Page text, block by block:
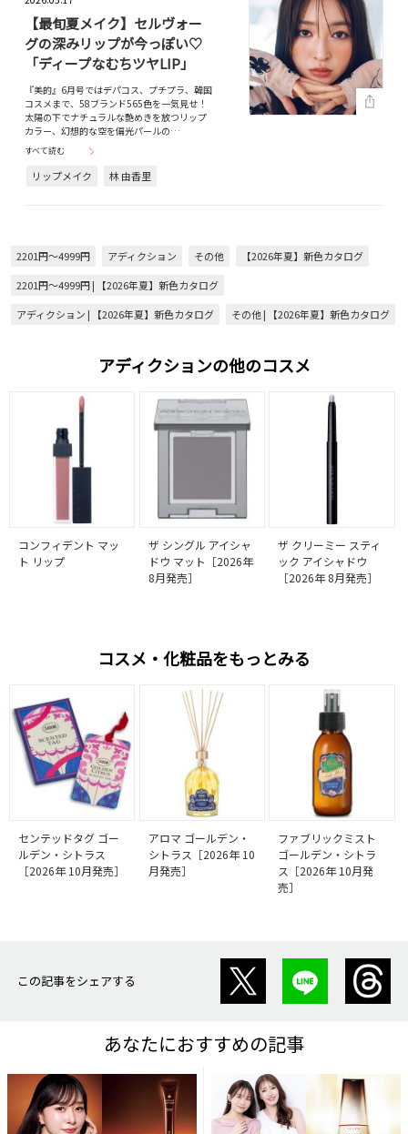
【最旬夏メイク】セルヴォー
グの深みリップが今っぽい♡
「ディープなむちツヤLIP」
『美的』6月号ではデパコス、プチプラ、韓国
コスメまで、58ブランド565色を一気見せ！
太陽の下でナチュラルな艶めきを放つリップ
カラー、幻想的な空を偏光パールの…
すべて読む
リップメイク 林 由香里
2201円～4999円 アディクション その他
【2026年夏】新色カタログ
2201円～4999円 | 【2026年夏】新色カタログ
アディクション | 【2026年夏】新色カタログ
その他 | 【2026年夏】新色カタログ
アディクションの他のコスメ
コンフィデント マッ
ト リップ
ザ シングル アイシャ
ドウ マット［2026年
8月発売］
ザ クリーミー スティ
ック アイシャドウ
［2026年 8月発売］
コスメ・化粧品をもっとみる
センテッドタグ ゴー
ルデン・シトラス
［2026年 10月発売］
アロマ ゴールデン・
シトラス［2026年 10
月発売］
ファブリックミスト
ゴールデン・シトラ
ス［2026年 10月発
売］
この記事をシェアする
あなたにおすすめの記事